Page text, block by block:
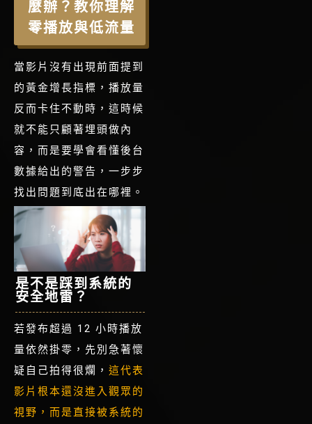
麼辦？教你理解
零播放與低流量
當影片沒有出現前面提到
的黃金增長指標，播放量
反而卡住不動時，這時候
就不能只顧著埋頭做內
容，而是要學會看懂後台
數據給出的警告，一步步
找出問題到底出在哪裡。
是不是踩到系統的
安全地雷？
若發布超過 12 小時播放
量依然掛零，先別急著懷
疑自己拍得很爛， 這代表
影片根本還沒進入觀眾的
視野，而是直接被系統的